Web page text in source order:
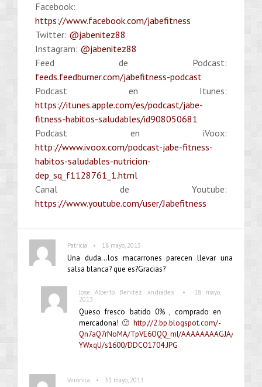
Facebook:
https://www.facebook.com/jabefitness
Twitter: @jabenitez88
Instagram: @jabenitez88
Feed de Podcast:
feeds.feedburner.com/jabefitness-podcast
Podcast en Itunes:
https://itunes.apple.com/es/podcast/jabe-
fitness-habitos-saludables/id908050681
Podcast en iVoox:
http://www.ivoox.com/podcast-jabe-fitness-
habitos-saludables-nutricion-
dep_sq_f1128761_1.html
Canal de Youtube:
https://www.youtube.com/user/Jabefitness
Patricia • 18 mayo, 2013
Una duda…los macarrones parecen llevar una
salsa blanca? que es?Gracias?
Jose Alberto Benítez Andrades •
18 mayo,
2013
Queso fresco batido 0% , comprado en
mercadona! 🙂 http://2.bp.blogspot.com/-
Qn7aQ7rNoMA/TpVE6OQQ_mI/AAAAAAAAGJA/Eb44C-
YWxqU/s1600/DDCO1704.JPG
Verónica • 31 mayo, 2013